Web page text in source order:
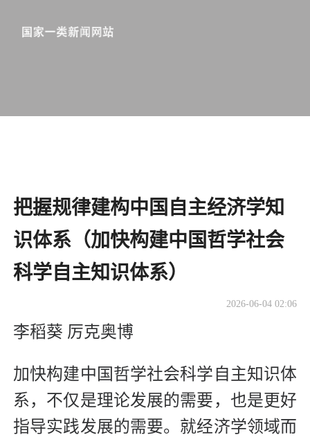
把握规律建构中国自主经济学知
识体系（加快构建中国哲学社会
科学自主知识体系）
2026-06-04 02:06
李稻葵 厉克奥博
加快构建中国哲学社会科学自主知识体
系，不仅是理论发展的需要，也是更好
指导实践发展的需要。就经济学领域而